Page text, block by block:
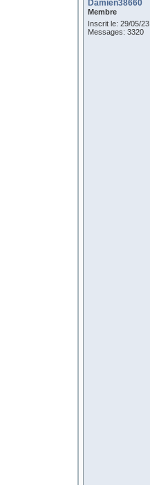
Damien38660
Membre
Inscrit le: 29/05/23
Messages: 3320